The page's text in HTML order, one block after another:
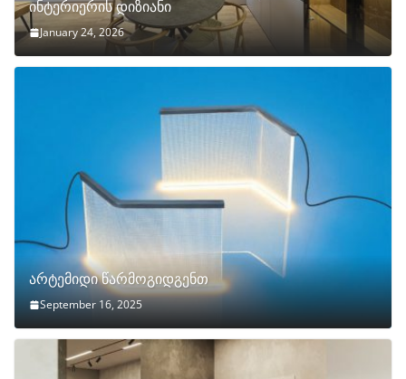
ინტერიერის დიზიანი
January 24, 2026
არტემიდი წარმოგიდგენთ
September 16, 2025